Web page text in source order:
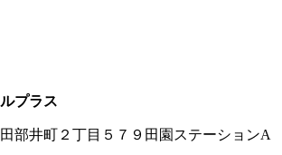
プラス
部井町２丁目５７９田園ステーションA